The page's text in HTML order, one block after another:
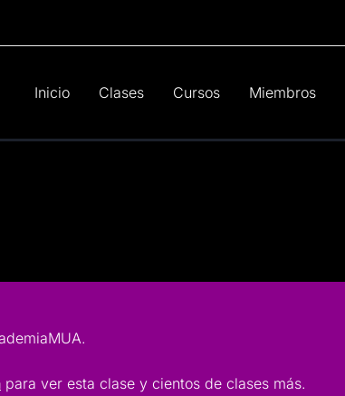
Inicio Clases Cursos Miembros
para ver esta clase y cientos de clases más.